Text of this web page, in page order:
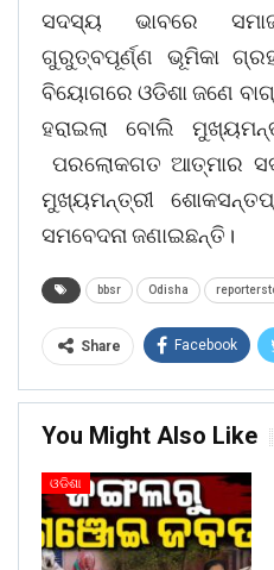
ସଦସ୍ୟ ଭାବରେ
ଗୁରୁତ୍ବପୂର୍ଣ୍ଣ ଭୂମିକା
ବିୟୋଗରେ ଓଡିଶା ଜଣେ
ହରାଇଲା ବୋଲି
ପରଲୋକଗତ ଆତ୍ମାର
ମୁଖ୍ୟମନ୍ତ୍ରୀ
ସମବେଦନା ଜଣାଇଛନ୍ତି।
bbsr Odisha
Share Facebook
You Might Also Like
ଓଡିଶା